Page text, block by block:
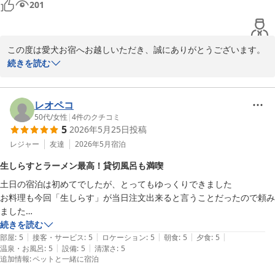
ク、お食事につきましても温かいお言葉をいただきありがとうござ
います。Mちゃんがお部屋ではリラックスしてお過ごしいただけた
大浴場のドライヤーにつきましては、ご不便をおかけいたしまし
た。確認いたしましたところ、ドライヤーは故障しておらず正常に
く感じられる場合がございます。ご利用の際にご不明な点がござい
ましたら、スタッフがご案内いたしますので、お気軽にお声がけく
ださいませ。
改めまして、この度は当館にご宿泊いただき、誠にありがとうござ
いました。
またの「おかえり」を心よりお待ちしております。
愛犬お宿 伊豆高原
2026-06-07
がって頂きました。
そう言うホテルさんなので、利用されていらっしゃる飼い主さん達も皆
さん良い方達で、皆さんに可愛がって頂きました。
我が家のワンコ達は疲れてぐっすりですが、とても満足したと思いま
す。
我が家全員、とてもゆっくりさせて頂きました。有り難う御座いまし
た。
また宜しくお願い致します。
201
この度は愛犬お宿へお越しいただき、誠にありがとうございます。
また、嬉しいお便りに「満点の評価」を賜り重ねてお礼を申し上げ
2月の大雪の際は露天風呂をご利用いただけず、ご不便をおかけい
たしましたが、今回無事にリベンジしていただけたとのこと、大変
嬉しく拝読いたしました。
ご満足いただけたご様子に、スタッフ一同安堵しております。
また、ご到着時からHちゃんとSくん(ワンちゃんの名前は伏せさせ
ていただきますね)が元気いっぱいにご挨拶してくれた姿がとても印
象的でした。
やんちゃで甘えん坊なふたりは、スタッフの姿を見つけるたびに嬉
しそうに近寄ってきてくれて、その可愛らしい様子にたくさん癒や
しをいただきました。
続きを読む
レオペコ
50代/女性 |4件のクチコミ
5 2026年5月25日投稿
レジャー 友達 2026年5月宿泊
生しらすとラーメン最高！貸切風呂も満喫
土日の宿泊は初めてでしたが、とってもゆっくりできました
お料理も今回「生しらす」が当日注文出来ると言うことだったので頼み
ました
初めて「生しらす」を頂きました！とても美味しかったです！
夜食のラーメンは相変わらず最高ですね！
貸切露天風呂も他の方と被ることなくスムーズに入る事が出来ました
お腹も心も大満足です
続きを読む
部屋: 5 | 接客・サービス: 5 | ロケーション: 5 | 朝食: 5 | 夕食: 5 |
温泉・お風呂: 5 | 設備: 5 | 清潔さ: 5
追加情報:ペットと一緒に宿泊